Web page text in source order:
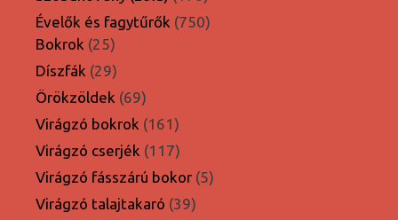
termék
Évelők és fagytűrők 750750
Bokrok 2525
termék
Díszfák 2929
termék
Örökzöldek 6969
termék
Virágzó bokrok 161161
termék
Virágzó cserjék 117117
termék
Virágzó fásszárú bokor 55
Virágzó talajtakaró 3939